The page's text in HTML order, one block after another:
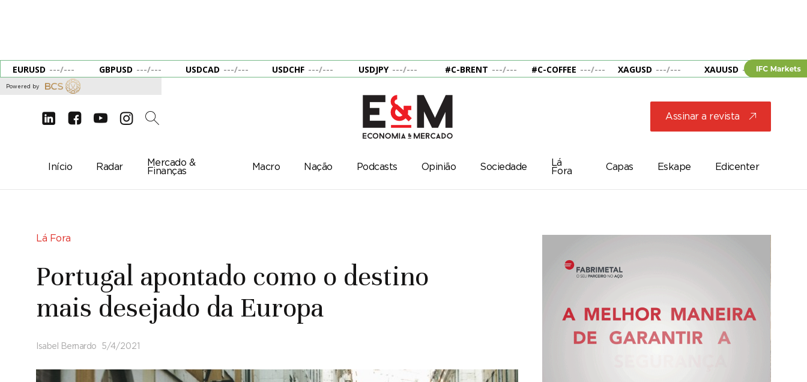
EURUSD ---/--- GBPUSD ---/--- USDCAD ---/--- USDCHF ---/--- USDJPY ---/--- #C-BRENT ---/--- #C-COFFEE ---/--- XAGUSD ---/--- XAUUSD --- ---
Powered by
d e g c 2 Assinar a revista j
Início Radar
Mercado &
Finanças
Macro Nação Podcasts Opinião Sociedade
Lá
Fora
Capas Eskape Edicenter
Lá Fora
Portugal apontado como o destino
mais desejado da Europa
Isabel Bernardo 5/4/2021